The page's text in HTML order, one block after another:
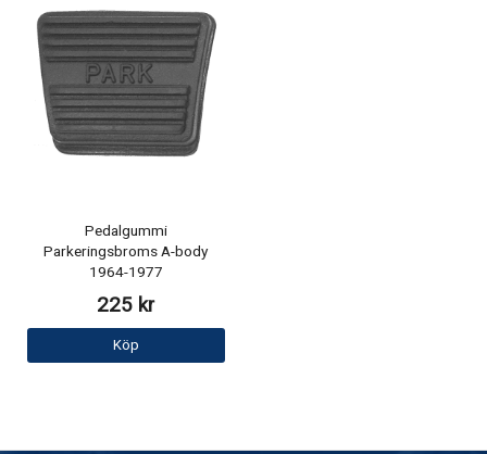
Pedalgummi
Parkeringsbroms A-body
1964-1977
225 kr
Köp